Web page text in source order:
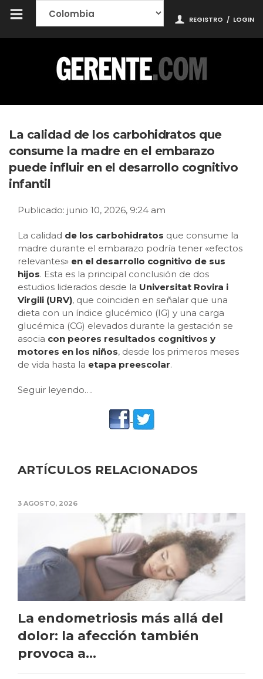
REGISTRO / LOGIN
La calidad de los carbohidratos que
consume la madre en el embarazo
puede influir en el desarrollo cognitivo
infantil
Publicado: junio 10, 2026, 9:24 am
La calidad de los carbohidratos que consume la
madre durante el embarazo podría tener «efectos
relevantes» en el desarrollo cognitivo de sus
hijos. Esta es la principal conclusión de dos
estudios liderados desde la Universitat Rovira i
Virgili (URV), que coinciden en señalar que una
dieta con un índice glucémico (IG) y una carga
glucémica (CG) elevados durante la gestación se
asocia con peores resultados cognitivos y
motores en los niños, desde los primeros meses
de vida hasta la etapa preescolar.
Seguir leyendo….
ARTÍCULOS RELACIONADOS
3 AGOSTO, 2026
La endometriosis más allá del
dolor: la afección también
provoca a...